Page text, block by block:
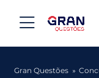
Gran Questões